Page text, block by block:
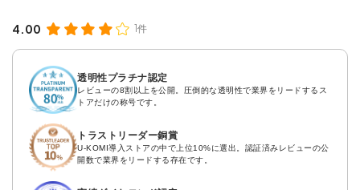
4.00 1件
透明性プラチナ認定
レビューの8割以上を公開。圧倒的な透明性で業界をリードするス
トアだけの称号です。
トラストリーダー銅賞
U-KOMI導入ストアの中で上位10%に選出。認証済みレビューの公
開数で業界をリードする存在です。